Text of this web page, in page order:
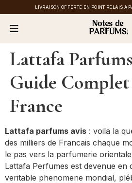
LIVRAISON OFFERTE EN POINT RELAIS À
Lattafa
Guide
France
Lattafa parfums avis : voila la
des milliers de Francais chaque
le pas vers la parfumerie
Lattafa Perfumes est devenue en
veritable phenomene mondial,